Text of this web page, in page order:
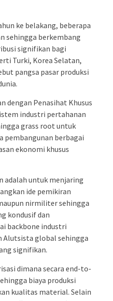
ke belakang, beberapa
sehingga berkembang
signifikan bagi
Turki, Korea Selatan,
pangsa pasar produksi
dengan Penasihat Khusus
industri pertahanan
grass root untuk
pembangunan berbagai
ekonomi khusus
adalah untuk menjaring
ide pemikiran
nirmiliter sehingga
kondusif dan
backbone industri
Alutsista global sehingga
signifikan.
dimana secara end-to-
biaya produksi
kualitas material. Selain